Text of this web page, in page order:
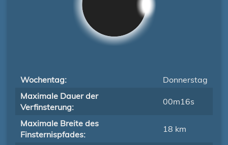
Wochentag:
Donnerstag
Maximale Dauer der
Verfinsterung:
00m16s
Maximale Breite des
Finsternispfades:
18 km